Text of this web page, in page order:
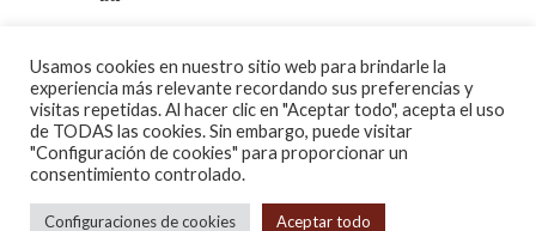
©Real Club de Enganche. Todos los
derechos reservados
Usamos cookies en nuestro sitio web para brindarle la
experiencia más relevante recordando sus preferencias y
visitas repetidas. Al hacer clic en "Aceptar todo", acepta el uso
de TODAS las cookies. Sin embargo, puede visitar
"Configuración de cookies" para proporcionar un
consentimiento controlado.
Configuraciones de cookies Aceptar todo